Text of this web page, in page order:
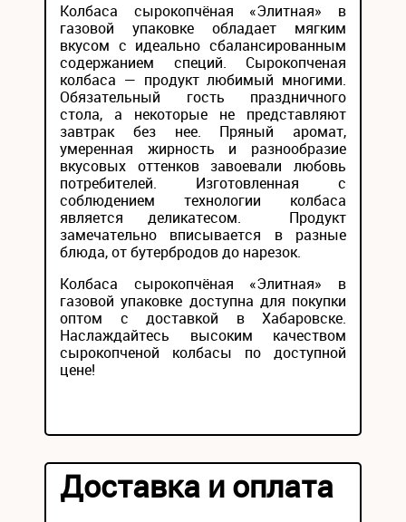
Колбаса сырокопчёная «Элитная» в
газовой упаковке обладает мягким
вкусом с идеально сбалансированным
содержанием специй. Сырокопченая
колбаса — продукт любимый многими.
Обязательный гость праздничного
стола, а некоторые не представляют
завтрак без нее. Пряный аромат,
умеренная жирность и разнообразие
вкусовых оттенков завоевали любовь
потребителей. Изготовленная с
соблюдением технологии колбаса
является деликатесом. Продукт
замечательно вписывается в разные
блюда, от бутербродов до нарезок.
Колбаса сырокопчёная «Элитная» в
газовой упаковке доступна для покупки
оптом с доставкой в Хабаровске.
Наслаждайтесь высоким качеством
сырокопченой колбасы по доступной
цене!
Доставка и оплата